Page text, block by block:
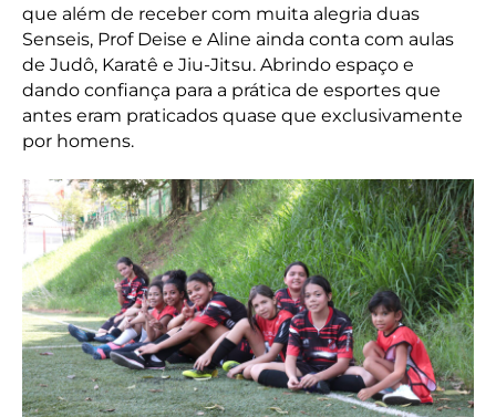
que além de receber com muita alegria duas
Senseis, Prof Deise e Aline ainda conta com aulas
de Judô, Karatê e Jiu-Jitsu. Abrindo espaço e
dando confiança para a prática de esportes que
antes eram praticados quase que exclusivamente
por homens.